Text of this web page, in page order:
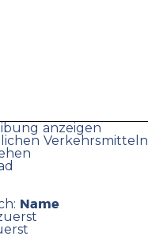
anzeigen
Verkehrsmitteln
Name